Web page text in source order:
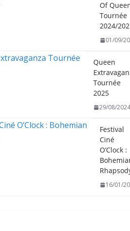
Of
Tournée
2024/
01/09/
Queen
Tournée
2025
29/08/2024
Festival
Ciné
O’Clock :
16/01/